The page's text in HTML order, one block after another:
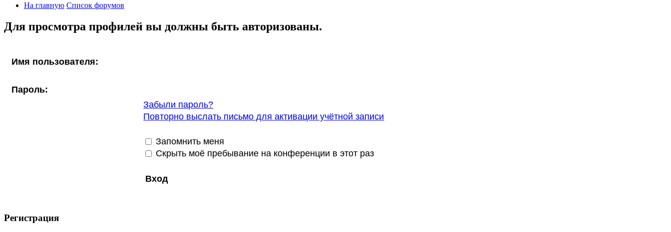
На главную Список форумов
Для просмотра профилей вы должны быть авторизованы.
Имя пользователя:
Пароль:
Забыли пароль?
Повторно выслать письмо для активации учётной записи
Запомнить меня
Скрыть моё пребывание на конференции в этот раз
Регистрация